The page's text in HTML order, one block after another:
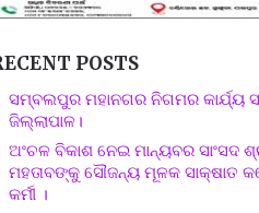
POSTS
ସମ୍ବଲପୁର ମହାନଗର ନିଗମର କାର୍ଯ୍ୟ
ଜିଲ୍ଲାପାଳ।
ଅଂଚଳ ବିକାଶ ନେଇ ମାନ୍ୟବର ସାଂସଦ
ମହତାବଙ୍କୁ ସୌଜନ୍ୟ ମୂଳକ ସାକ୍ଷାତ
କର୍ମୀ ।